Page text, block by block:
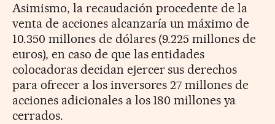
Asimismo, la recaudación procedente de la
venta de acciones alcanzaría un máximo de
10.350 millones de dólares (9.225 millones de
euros), en caso de que las entidades
colocadoras decidan ejercer sus derechos
para ofrecer a los inversores 27 millones de
acciones adicionales a los 180 millones ya
cerrados.